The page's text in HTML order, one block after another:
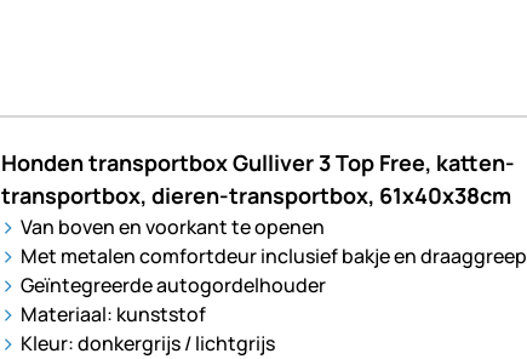
Honden transportbox Gulliver 3 Top Free, katten-
transportbox, dieren-transportbox, 61x40x38cm
Van boven en voorkant te openen
Met metalen comfortdeur inclusief bakje en draaggreep
Geïntegreerde autogordelhouder
Materiaal: kunststof
Kleur: donkergrijs / lichtgrijs